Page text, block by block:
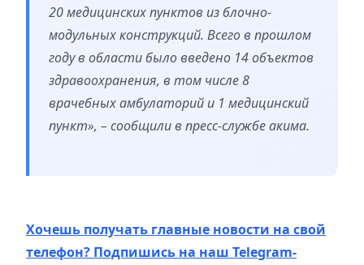
20 медицинских пунктов из блочно-
модульных конструкций. Всего в прошлом
году в области было введено 14 объектов
здравоохранения, в том числе 8
врачебных амбулаторий и 1 медицинский
пункт», – сообщили в пресс-службе акима.
Хочешь получать главные новости на свой
телефон? Подпишись на наш Telegram-